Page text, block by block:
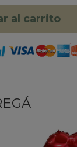
al carrito